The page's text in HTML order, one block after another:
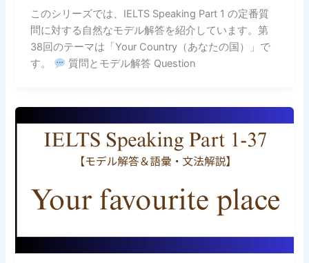
このシリーズでは、IELTS Speaking Part 1 の定番質
問に対する自然なモデル解答を紹介しています。第
38回のテーマは「Your Country（あなたの国）」で
す。
質問とモデル解答 Question